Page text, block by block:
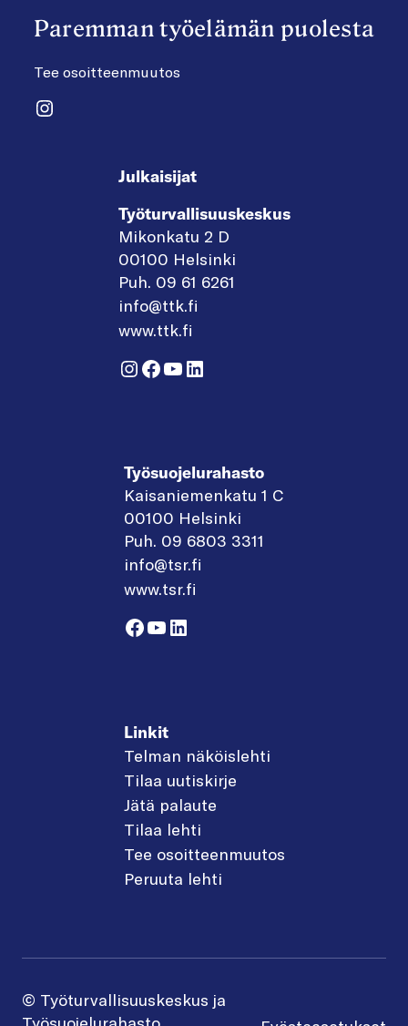
Paremman työelämän puolesta
Tee osoitteenmuutos
Instagram
Julkaisijat
Työturvallisuuskeskus
Mikonkatu 2 D
00100 Helsinki
Puh. 09 61 6261
info@ttk.fi
www.ttk.fi
Instagram
Facebook
YouTube
LinkedIn
Työsuojelurahasto
Kaisaniemenkatu 1 C
00100 Helsinki
Puh. 09 6803 3311
info@tsr.fi
www.tsr.fi
Facebook
YouTube
LinkedIn
Linkit
Telman näköislehti
Tilaa uutiskirje
Jätä palaute
Tilaa lehti
Tee osoitteenmuutos
Peruuta lehti
© Työturvallisuuskeskus ja